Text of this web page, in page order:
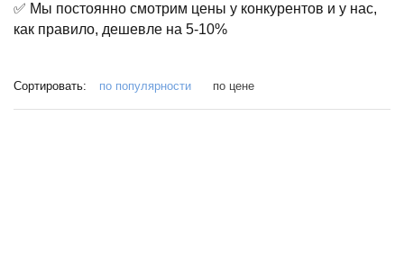
✅ Мы постоянно смотрим цены у конкурентов и у нас,
как правило, дешевле на 5-10%
Сортировать: по популярности по цене